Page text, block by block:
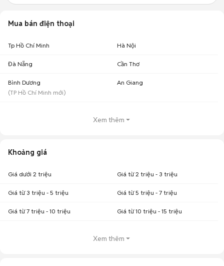
Mua bán điện thoại
Tp Hồ Chí Minh Hà Nội
Đà Nẵng Cần Thơ
Bình Dương
(TP Hồ Chí Minh mới)
An Giang
Xem thêm
Khoảng giá
Giá dưới 2 triệu Giá từ 2 triệu - 3 triệu
Giá từ 3 triệu - 5 triệu Giá từ 5 triệu - 7 triệu
Giá từ 7 triệu - 10 triệu Giá từ 10 triệu - 15 triệu
Xem thêm